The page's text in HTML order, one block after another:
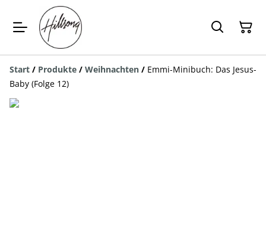
Start / Produkte / Weihnachten / Emmi-Minibuch: Das Jesus-
Baby (Folge 12)